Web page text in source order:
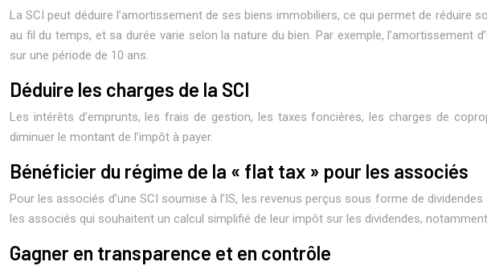
La SCI peut déduire l’amortissement de ses biens immobiliers, ce qui permet de réduire
au fil du temps, et sa durée varie selon la nature du bien. Par exemple, l’amortissement
sur une période de 10 ans.
Déduire les charges de la SCI
Les intérêts d’emprunts, les frais de gestion, les taxes foncières, les charges de
diminuer le montant de l’impôt à payer.
Bénéficier du régime de la « flat tax » pour les associés
Pour les associés d’une SCI soumise à l’IS, les revenus perçus sous forme de
les associés qui souhaitent un calcul simplifié de leur impôt sur les dividendes,
Gagner en transparence et en contrôle